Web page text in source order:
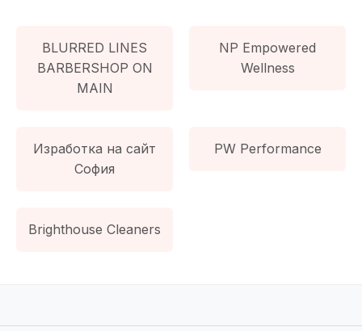
BLURRED LINES
BARBERSHOP ON
MAIN
NP Empowered
Wellness
Изработка на сайт
София
PW Performance
Brighthouse Cleaners